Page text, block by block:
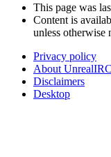
This page was
Content is
unless otherwise
Privacy policy
About
Disclaimers
Desktop